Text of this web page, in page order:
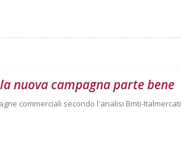
nuova campagna parte bene
commerciali secondo l'analisi Bmti-Italmercati